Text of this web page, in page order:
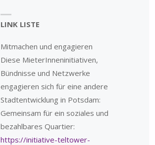
LINK LISTE
Mitmachen und engagieren
Diese MieterInneninitiativen,
Bündnisse und Netzwerke
engagieren sich für eine andere
Stadtentwicklung in Potsdam:
Gemeinsam für ein soziales und
bezahlbares Quartier:
https://initiative-teltower-